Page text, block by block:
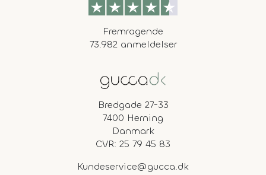
Fremragende
73.982 anmeldelser
Bredgade 27-33
7400 Herning
Danmark
CVR: 25 79 45 83
Kundeservice@gucca.dk